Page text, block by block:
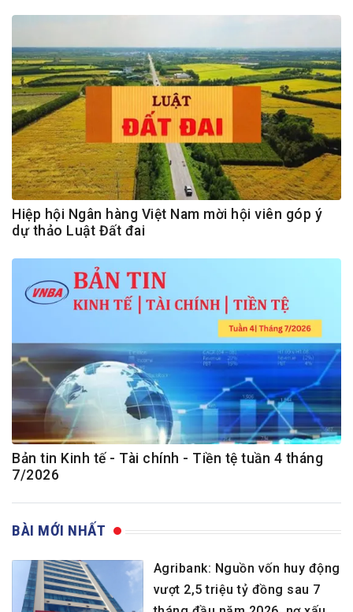
Hiệp hội Ngân hàng Việt Nam mời hội viên góp ý
dự thảo Luật Đất đai
Bản tin Kinh tế - Tài chính - Tiền tệ tuần 4 tháng
7/2026
BÀI MỚI NHẤT
Agribank: Nguồn vốn huy động
vượt 2,5 triệu tỷ đồng sau 7